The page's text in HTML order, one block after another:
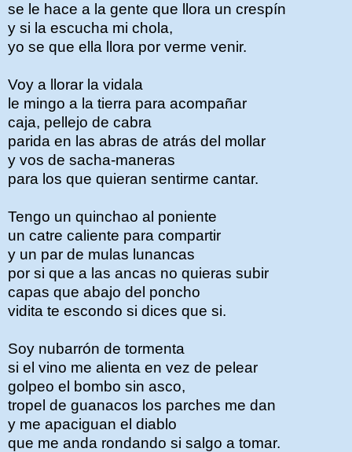
se le hace a la gente que llora un crespín
y si la escucha mi chola,
yo se que ella llora por verme venir.
Voy a llorar la vidala
le mingo a la tierra para acompañar
caja, pellejo de cabra
parida en las abras de atrás del mollar
y vos de sacha-maneras
para los que quieran sentirme cantar.
Tengo un quinchao al poniente
un catre caliente para compartir
y un par de mulas lunancas
por si que a las ancas no quieras subir
capas que abajo del poncho
vidita te escondo si dices que si.
Soy nubarrón de tormenta
si el vino me alienta en vez de pelear
golpeo el bombo sin asco,
tropel de guanacos los parches me dan
y me apaciguan el diablo
que me anda rondando si salgo a tomar.